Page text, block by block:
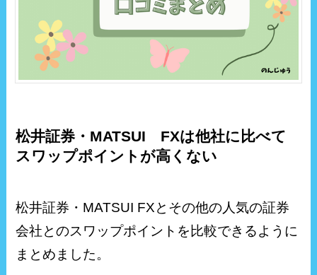
松井証券・MATSUI FXは他社に比べて
スワップポイントが高くない
松井証券・MATSUI FXとその他の人気の証券
会社とのスワップポイントを比較できるように
まとめました。